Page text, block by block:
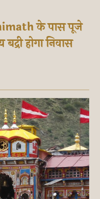
के पास पूजे
होगा निवास